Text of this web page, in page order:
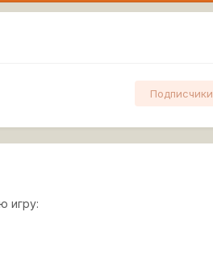
Подписчики
игру: